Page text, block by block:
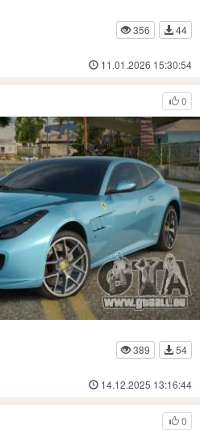
356
44
11.01.2026 15:30:54
0
389
54
14.12.2025 13:16:44
0